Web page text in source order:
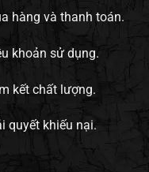
hàng và thanh toán.
khoản sử dụng.
kết chất lượng.
quyết khiếu nại.